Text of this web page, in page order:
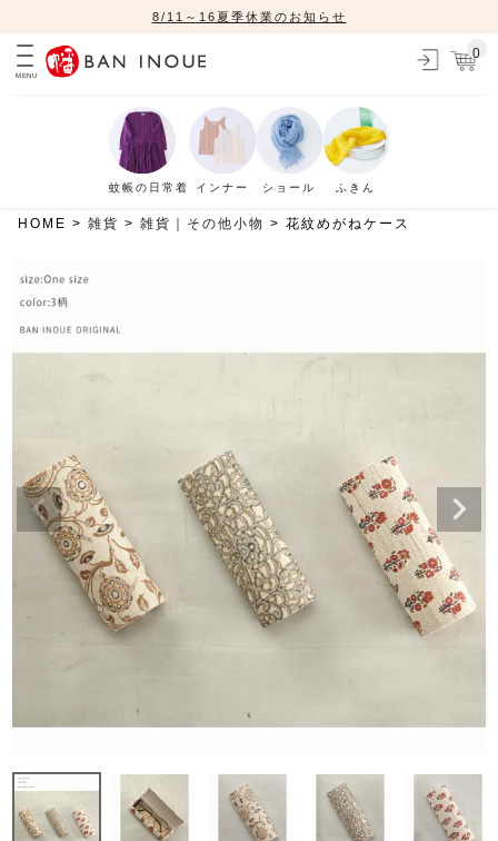
8/11～16夏季休業のお知らせ
MENU
0
蚊帳の日常着 インナー ショール ふきん
HOME 雑貨 雑貨｜その他小物 花紋めがねケース